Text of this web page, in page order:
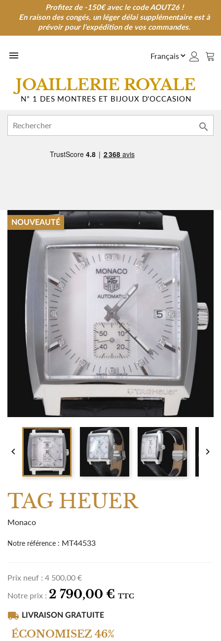
Profitez de -150€ avec le code AOUT26 !
En raison des congés, un léger délai supplémentaire est à
prévoir pour l'expédition de vos commandes.
Profitez de -150€ avec le code AOUT26 !
En raison des congés, un léger délai supplémentaire est à
prévoir pour l'expédition de vos commandes.

JOAILLERIE ROYALE
N° 1 DES MONTRES ET BIJOUX D'OCCASION

NOUVEAUTÉ
 
TAG HEUER
Monaco
Notre référence : MT44533
Prix neuf : 4 500,00 €
Notre prix : 2 790,00 € TTC
local_shipping LIVRAISON GRATUITE
ÉCONOMISEZ 46%